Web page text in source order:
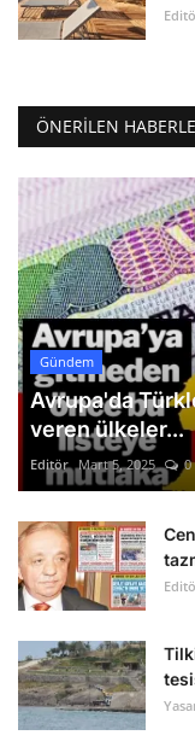
ÖNERILEN
Gündem
Avrupa'da
veren ülkeler...
Editör Mart 5, 2025 0